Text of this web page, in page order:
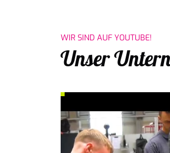
WIR SIND AUF YOUTUBE!
Unser